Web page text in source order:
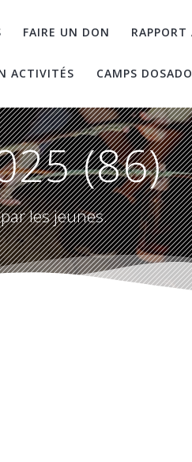
FAIRE UN DON
ACTIVITÉS CAMPS
(86)
les jeunes.